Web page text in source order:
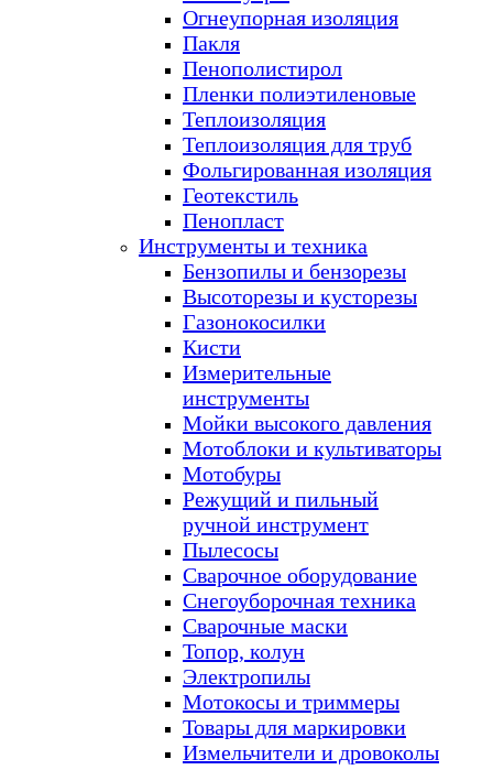
Огнеупорная изоляция
Пакля
Пенополистирол
Пленки полиэтиленовые
Теплоизоляция
Теплоизоляция для труб
Фольгированная изоляция
Геотекстиль
Пенопласт
Инструменты и техника
Бензопилы и бензорезы
Высоторезы и кусторезы
Газонокосилки
Кисти
Измерительные
инструменты
Мойки высокого давления
Мотоблоки и культиваторы
Мотобуры
Режущий и пильный
ручной инструмент
Пылесосы
Сварочное оборудование
Снегоуборочная техника
Сварочные маски
Топор, колун
Электропилы
Мотокосы и триммеры
Товары для маркировки
Измельчители и дровоколы